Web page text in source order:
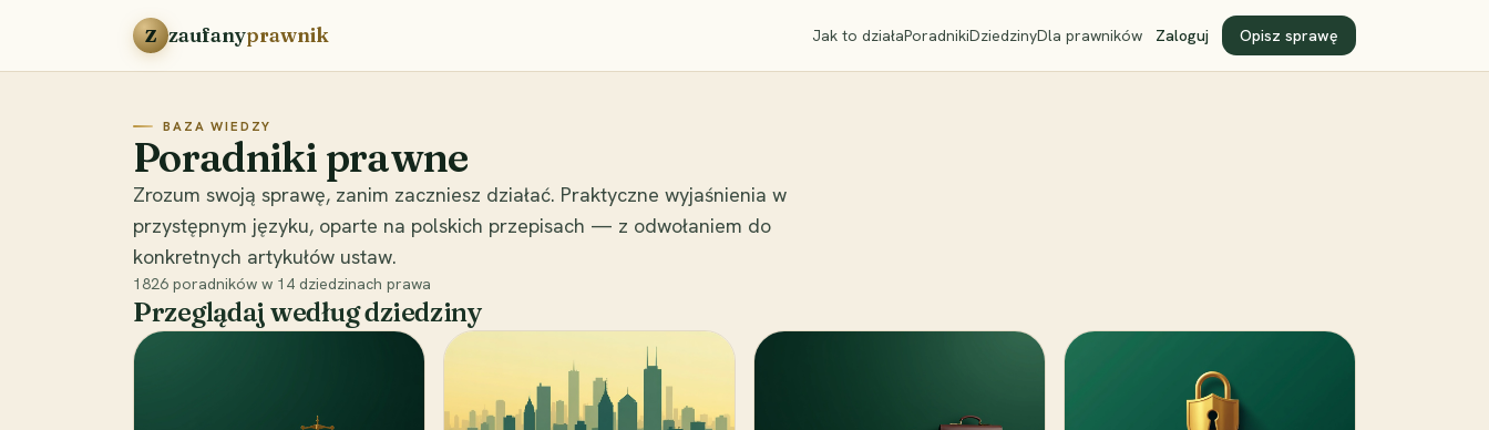
Przejdź do treści
Z zaufanyprawnik Jak to działaPoradnikiDziedzinyDla prawników Zaloguj Opisz sprawę
BAZA WIEDZY
Poradniki prawne
Zrozum swoją sprawę, zanim zaczniesz działać. Praktyczne wyjaśnienia w
przystępnym języku, oparte na polskich przepisach — z odwołaniem do
konkretnych artykułów ustaw.
1826 poradników w 14 dziedzinach prawa
Przeglądaj według dziedziny